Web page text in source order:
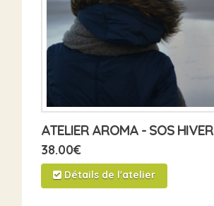
ATELIER AROMA - SOS HIVER
38.00€
Détails de l'atelier